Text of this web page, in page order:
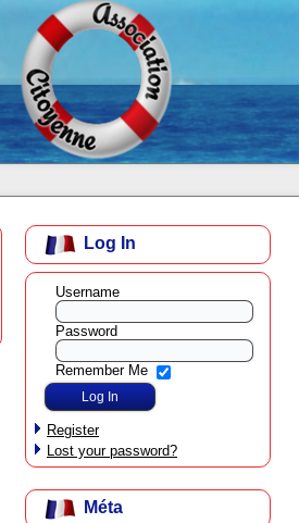
Log In
Username
Password
Remember Me
Register
Lost your password?
Méta